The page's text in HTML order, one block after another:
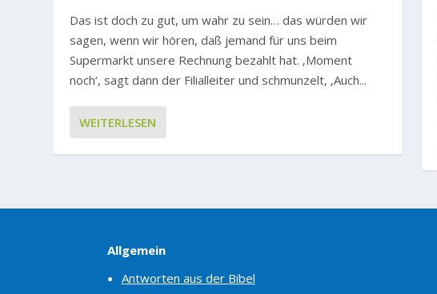
Das ist doch zu gut, um wahr zu sein… das würden wir
sagen, wenn wir hören, daß jemand für uns beim
Supermarkt unsere Rechnung bezahlt hat. ‚Moment
noch‘, sagt dann der Filialleiter und schmunzelt, ‚Auch...
WEITERLESEN
Allgemein
Antworten aus der Bibel